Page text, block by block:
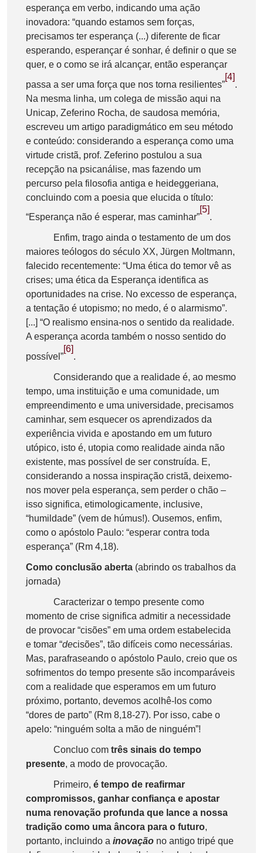
esperança em verbo, indicando uma ação
inovadora: “quando estamos sem forças,
precisamos ter esperança (...) diferente de ficar
esperando, esperançar é sonhar, é definir o que se
quer, e o como se irá alcançar, então esperançar
passa a ser uma força que nos torna resilientes”
[4]
.
Na mesma linha, um colega de missão aqui na
Unicap, Zeferino Rocha, de saudosa memória,
escreveu um artigo paradigmático em seu método
e conteúdo: considerando a esperança como uma
virtude cristã, prof. Zeferino postulou a sua
recepção na psicanálise, mas fazendo um
percurso pela filosofia antiga e heideggeriana,
concluindo com a poesia que elucida o título:
“Esperança não é esperar, mas caminhar”
[5]
.
Enfim, trago ainda o testamento de um dos
maiores teólogos do século XX, Jürgen Moltmann,
falecido recentemente: “Uma ética do temor vê as
crises; uma ética da Esperança identifica as
oportunidades na crise. No excesso de esperança,
a tentação é utopismo; no medo, é o alarmismo”.
[...] “O realismo ensina-nos o sentido da realidade.
A esperança acorda também o nosso sentido do
possível”
[6]
.
Considerando que a realidade é, ao mesmo
tempo, uma instituição e uma comunidade, um
empreendimento e uma universidade, precisamos
caminhar, sem esquecer os aprendizados da
experiência vivida e apostando em um futuro
utópico, isto é, utopia como realidade ainda não
existente, mas possível de ser construída. E,
considerando a nossa inspiração cristã, deixemo-
nos mover pela esperança, sem perder o chão –
isso significa, etimologicamente, inclusive,
“humildade” (vem de húmus!). Ousemos, enfim,
como o apóstolo Paulo: “esperar contra toda
esperança” (Rm 4,18).
Como conclusão aberta (abrindo os trabalhos da
jornada)
Caracterizar o tempo presente como
momento de crise significa admitir a necessidade
de provocar “cisões” em uma ordem estabelecida
e tomar “decisões”, tão difíceis como necessárias.
Mas, parafraseando o apóstolo Paulo, creio que os
sofrimentos do tempo presente são incomparáveis
com a realidade que esperamos em um futuro
próximo, portanto, devemos acolhê-los como
“dores de parto” (Rm 8,18-27). Por isso, cabe o
apelo: “ninguém solta a mão de ninguém”!
Concluo comtrês sinais do tempo
presente, a modo de provocação.
Primeiro,é tempo de reafirmar
compromissos, ganhar confiança e apostar
numa renovação profunda que lance a nossa
tradição como uma âncora para o futuro,
portanto, incluindo a inovação no antigo tripé que